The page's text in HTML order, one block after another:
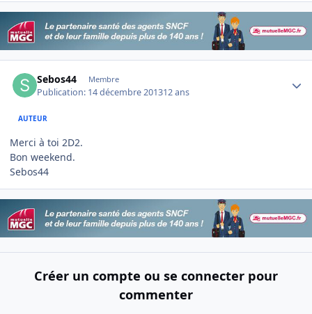
Sebos44 Membre
Publication: 14 décembre 201312 ans
AUTEUR
Merci à toi 2D2.
Bon weekend.
Sebos44
Créer un compte ou se connecter pour
commenter